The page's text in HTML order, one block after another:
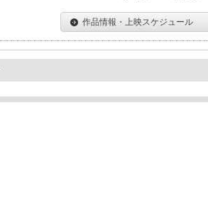
作品情報・上映スケジュール